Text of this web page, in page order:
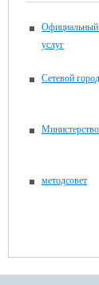
Официальный
услуг
Сетевой город
методсовет